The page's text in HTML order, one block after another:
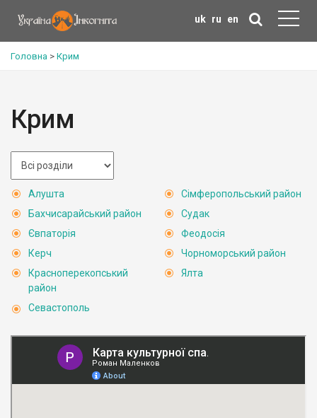
uk ru en
Головна > Крим
Крим
Алушта
Бахчисарайський район
Євпаторія
Керч
Красноперекопський
район
Севастополь
Сімферопольський район
Судак
Феодосія
Чорноморський район
Ялта